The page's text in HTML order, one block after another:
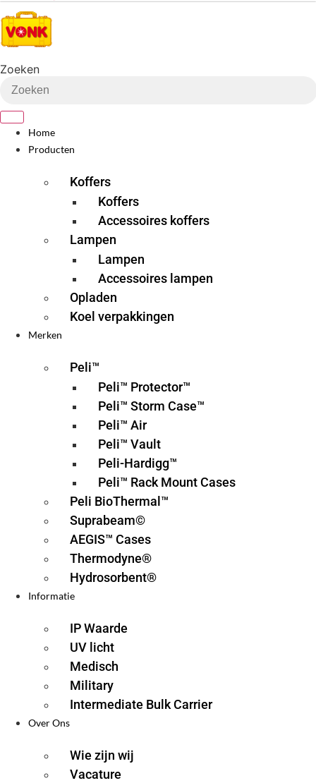
Zoeken
Home
Producten
Koffers
Koffers
Accessoires koffers
Lampen
Lampen
Accessoires lampen
Opladen
Koel verpakkingen
Merken
Peli™
Peli™ Protector™
Peli™ Storm Case™
Peli™ Air
Peli™ Vault
Peli-Hardigg™
Peli™ Rack Mount Cases
Peli BioThermal™
Suprabeam©
AEGIS™ Cases
Thermodyne®
Hydrosorbent®
Informatie
IP Waarde
UV licht
Medisch
Military
Intermediate Bulk Carrier
Over Ons
Wie zijn wij
Vacature